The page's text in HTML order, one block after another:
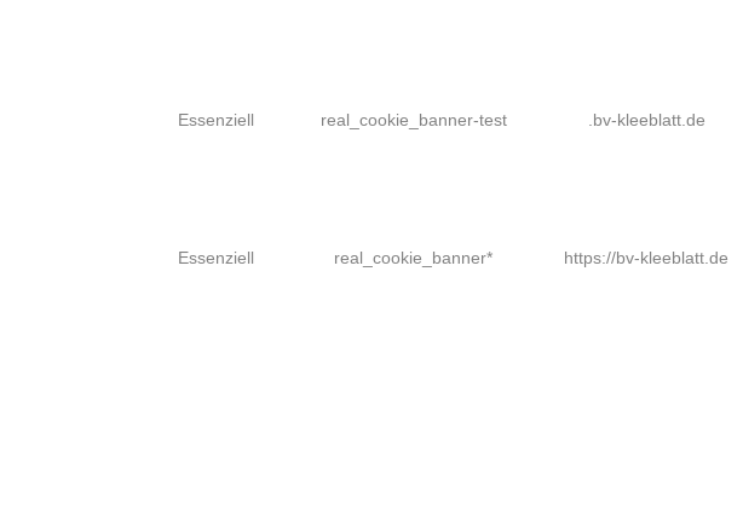
Essenziell real_cookie_banner-test .bv-kleeblatt.de
Essenziell real_cookie_banner* https://bv-kleeblatt.de